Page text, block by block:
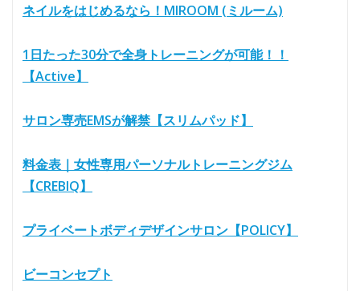
ネイルをはじめるなら！MIROOM (ミルーム)
1日たった30分で全身トレーニングが可能！！
【Active】
サロン専売EMSが解禁【スリムパッド】
料金表｜女性専用パーソナルトレーニングジム
【CREBIQ】
プライベートボディデザインサロン【POLICY】
ビーコンセプト